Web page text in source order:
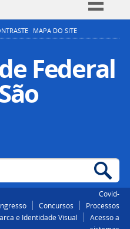
Simplifique!
Participe
Acesso à informação
Legislação
MAPA DO SITE
Federal
Covid-
Concursos
Processos
e Identidade Visual
Acesso a